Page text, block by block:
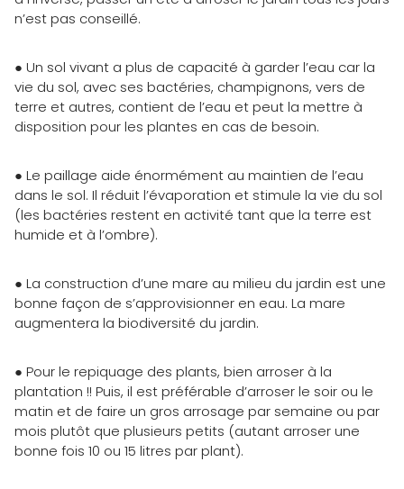
n’est pas conseillé.
● Un sol vivant a plus de capacité à garder l’eau car la
vie du sol, avec ses bactéries, champignons, vers de
terre et autres, contient de l’eau et peut la mettre à
disposition pour les plantes en cas de besoin.
● Le paillage aide énormément au maintien de l’eau
dans le sol. Il réduit l’évaporation et stimule la vie du sol
(les bactéries restent en activité tant que la terre est
humide et à l’ombre).
● La construction d’une mare au milieu du jardin est une
bonne façon de s’approvisionner en eau. La mare
augmentera la biodiversité du jardin.
● Pour le repiquage des plants, bien arroser à la
plantation !! Puis, il est préférable d’arroser le soir ou le
matin et de faire un gros arrosage par semaine ou par
mois plutôt que plusieurs petits (autant arroser une
bonne fois 10 ou 15 litres par plant).